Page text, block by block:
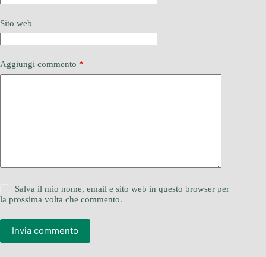
Sito web
Aggiungi commento *
Salva il mio nome, email e sito web in questo browser per
la prossima volta che commento.
Invia commento